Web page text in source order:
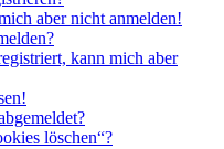
aber nicht anmelden!
kann mich aber
löschen“?